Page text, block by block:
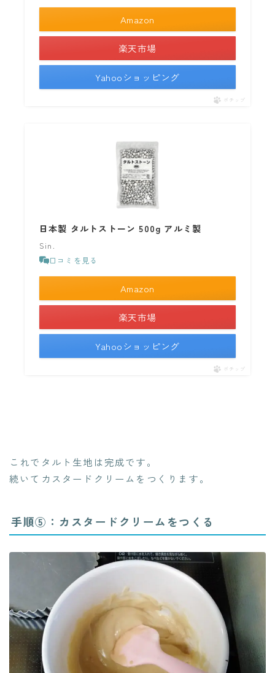
Amazon
楽天市場
Yahooショッピング
ポチップ
日本製 タルトストーン 500g アルミ製
Sin.
口コミを見る
Amazon
楽天市場
Yahooショッピング
ポチップ
これでタルト生地は完成です。
続いてカスタードクリームをつくります。
手順⑤：カスタードクリームをつくる